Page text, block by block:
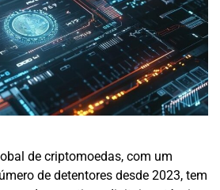
de criptomoedas, com um
de detentores desde 2023, tem